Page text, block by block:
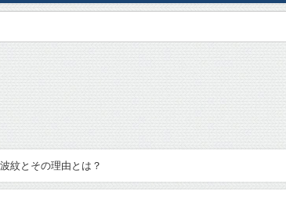
紋とその理由とは？